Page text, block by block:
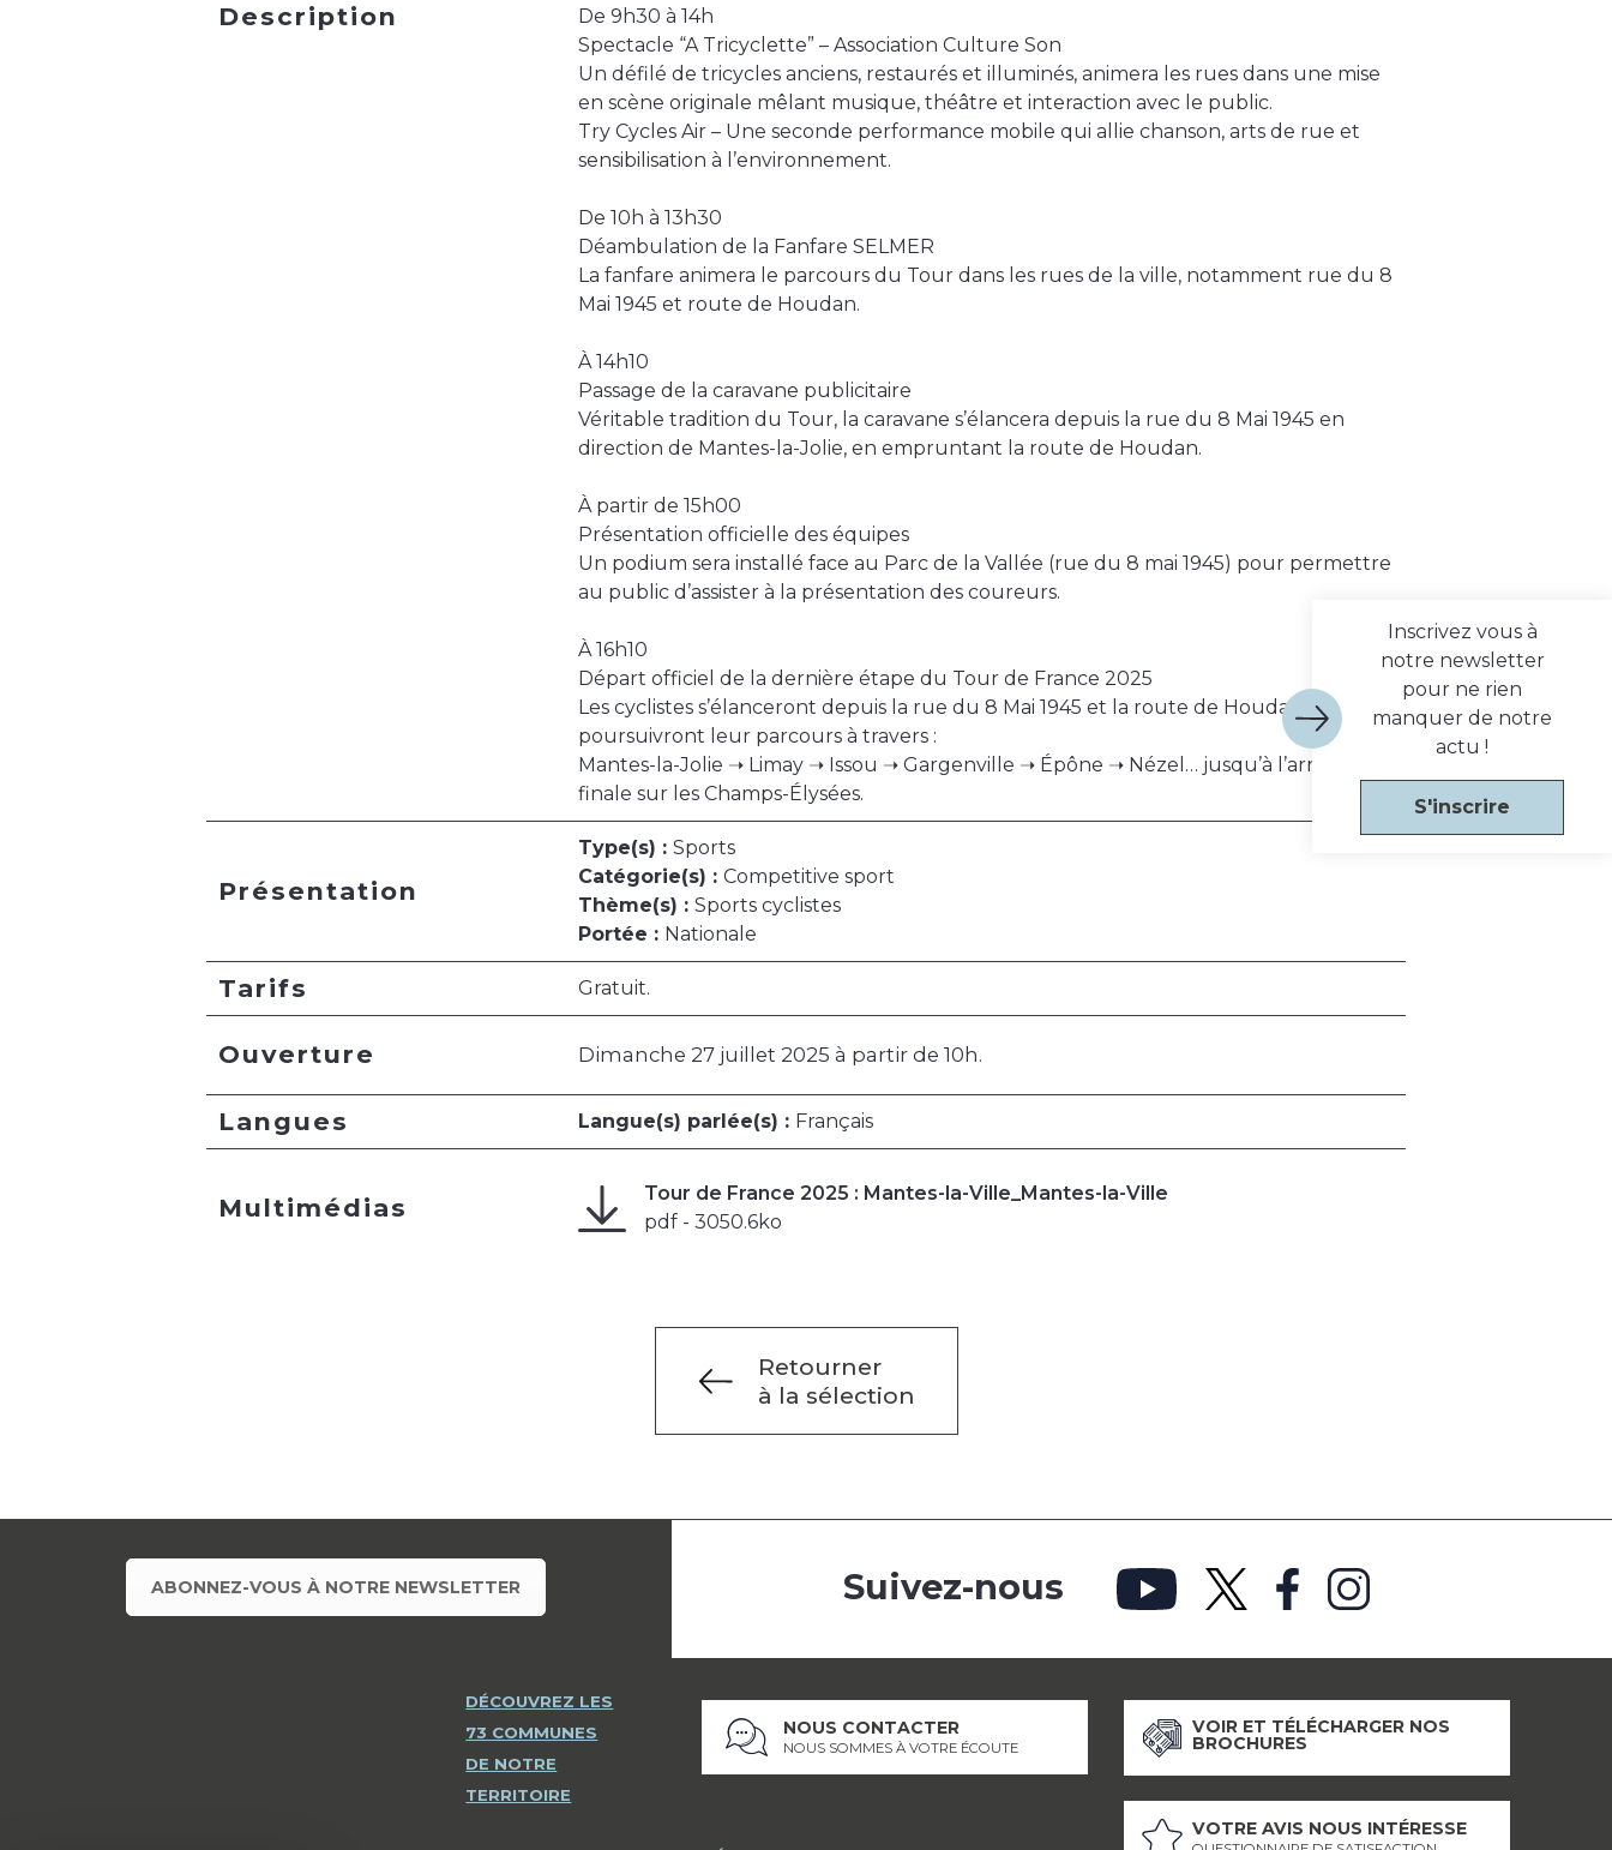
Description
De 9h30 à 14h
Spectacle “A Tricyclette” – Association Culture Son
Un défilé de tricycles anciens, restaurés et illuminés, animera les rues dans une mise
en scène originale mêlant musique, théâtre et interaction avec le public.
Try Cycles Air – Une seconde performance mobile qui allie chanson, arts de rue et
sensibilisation à l’environnement.
De 10h à 13h30
Déambulation de la Fanfare SELMER
La fanfare animera le parcours du Tour dans les rues de la ville, notamment rue du 8
Mai 1945 et route de Houdan.
À 14h10
Passage de la caravane publicitaire
Véritable tradition du Tour, la caravane s’élancera depuis la rue du 8 Mai 1945 en
direction de Mantes-la-Jolie, en empruntant la route de Houdan.
À partir de 15h00
Présentation officielle des équipes
Un podium sera installé face au Parc de la Vallée (rue du 8 mai 1945) pour permettre
au public d’assister à la présentation des coureurs.
À 16h10
Départ officiel de la dernière étape du Tour de France 2025
Les cyclistes s’élanceront depuis la rue du 8 Mai 1945 et la route de Houdan, puis
poursuivront leur parcours à travers :
Mantes-la-Jolie ➝ Limay ➝ Issou ➝ Gargenville ➝ Épône ➝ Nézel… jusqu’à l’arrivée
finale sur les Champs-Élysées.
Présentation
Type(s) : Sports
Catégorie(s) : Competitive sport
Thème(s) : Sports cyclistes
Portée : Nationale
Tarifs Gratuit.
Ouverture Dimanche 27 juillet 2025 à partir de 10h.
Langues Langue(s) parlée(s) : Français
Multimédias
Tour de France 2025 : Mantes-la-Ville_Mantes-la-Ville
pdf - 3050.6ko
Retourner
à la sélection
Inscrivez vous à
notre newsletter
pour ne rien
manquer de notre
actu !
S'inscrire
ABONNEZ-VOUS À NOTRE NEWSLETTER
DÉCOUVREZ LES
73 COMMUNES
DE NOTRE
TERRITOIRE
Suivez-nous
NOUS CONTACTER
NOUS SOMMES À VOTRE ÉCOUTE
VOIR ET TÉLÉCHARGER NOS
BROCHURES
VOTRE AVIS NOUS INTÉRESSE